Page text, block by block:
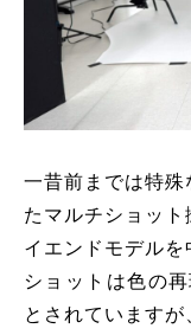
一昔前までは特殊
たマルチショッ
イエンドモデル
ショットは色の
とされています